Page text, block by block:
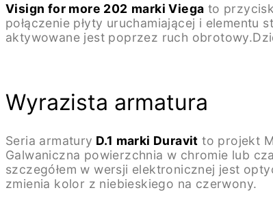
Visign for more 202 marki Viega to
połączenie płyty uruchamiającej i
aktywowane jest poprzez ruch
Wyrazista armatura
Seria armatury D.1 marki Duravit to projekt
Galwaniczna powierzchnia w chromie lub
szczegółem w wersji elektronicznej jest
zmienia kolor z niebieskiego na czerwony.